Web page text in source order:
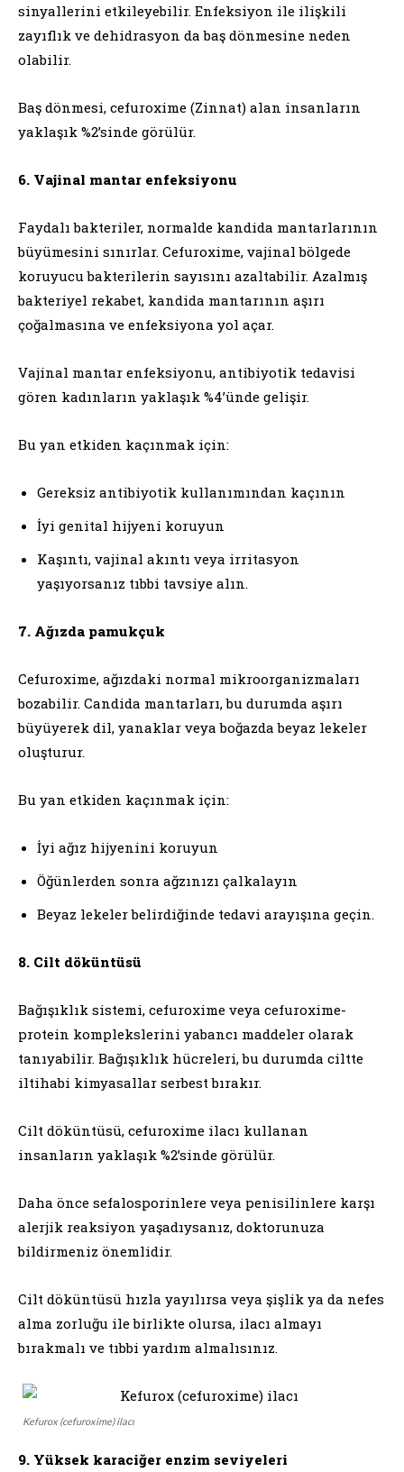
sinyallerini etkileyebilir. Enfeksiyon ile ilişkili
zayıflık ve dehidrasyon da baş dönmesine neden
olabilir.
Baş dönmesi, cefuroxime (Zinnat) alan insanların
yaklaşık %2’sinde görülür.
6. Vajinal mantar enfeksiyonu
Faydalı bakteriler, normalde kandida mantarlarının
büyümesini sınırlar. Cefuroxime, vajinal bölgede
koruyucu bakterilerin sayısını azaltabilir. Azalmış
bakteriyel rekabet, kandida mantarının aşırı
çoğalmasına ve enfeksiyona yol açar.
Vajinal mantar enfeksiyonu, antibiyotik tedavisi
gören kadınların yaklaşık %4’ünde gelişir.
Bu yan etkiden kaçınmak için:
Gereksiz antibiyotik kullanımından kaçının
İyi genital hijyeni koruyun
Kaşıntı, vajinal akıntı veya irritasyon
yaşıyorsanız tıbbi tavsiye alın.
7. Ağızda pamukçuk
Cefuroxime, ağızdaki normal mikroorganizmaları
bozabilir. Candida mantarları, bu durumda aşırı
büyüyerek dil, yanaklar veya boğazda beyaz lekeler
oluşturur.
Bu yan etkiden kaçınmak için:
İyi ağız hijyenini koruyun
Öğünlerden sonra ağzınızı çalkalayın
Beyaz lekeler belirdiğinde tedavi arayışına geçin.
8. Cilt döküntüsü
Bağışıklık sistemi, cefuroxime veya cefuroxime-
protein komplekslerini yabancı maddeler olarak
tanıyabilir. Bağışıklık hücreleri, bu durumda ciltte
iltihabi kimyasallar serbest bırakır.
Cilt döküntüsü, cefuroxime ilacı kullanan
insanların yaklaşık %2’sinde görülür.
Daha önce sefalosporinlere veya penisilinlere karşı
alerjik reaksiyon yaşadıysanız, doktorunuza
bildirmeniz önemlidir.
Cilt döküntüsü hızla yayılırsa veya şişlik ya da nefes
alma zorluğu ile birlikte olursa, ilacı almayı
bırakmalı ve tıbbi yardım almalısınız.
Kefurox (cefuroxime) ilacı
9. Yüksek karaciğer enzim seviyeleri